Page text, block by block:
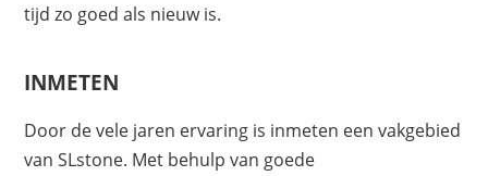
tijd zo goed als nieuw is.
INMETEN
Door de vele jaren ervaring is inmeten een vakgebied
van SLstone. Met behulp van goede